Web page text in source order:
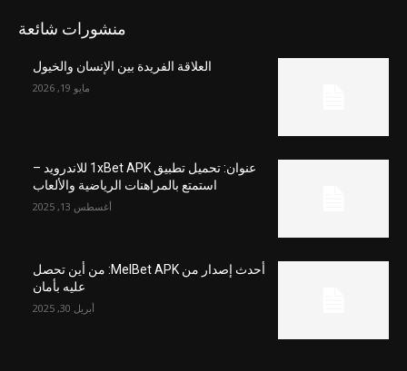
منشورات شائعة
العلاقة الفريدة بين الإنسان والخيول
مايو 19, 2026
عنوان: تحميل تطبيق 1xBet APK للاندرويد –
استمتع بالمراهنات الرياضية والألعاب
أغسطس 13, 2025
أحدث إصدار من MelBet APK: من أين تحصل
عليه بأمان
أبريل 30, 2025